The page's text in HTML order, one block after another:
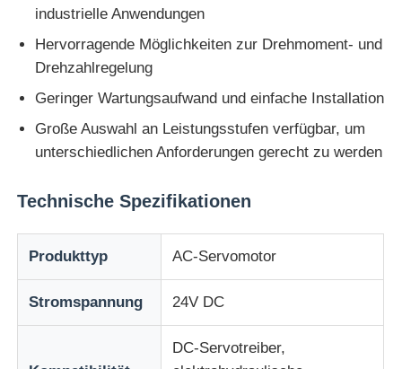
Startseite
Produkte
Über uns
Fabrik Tour
Qualitätskontrolle
Kontakt
Referenzen
industrielle Anwendungen
Hervorragende Möglichkeiten zur Drehmoment- und
Drehzahlregelung
Geringer Wartungsaufwand und einfache Installation
Große Auswahl an Leistungsstufen verfügbar, um
unterschiedlichen Anforderungen gerecht zu werden
Technische Spezifikationen
Produkttyp AC-Servomotor
Stromspannung 24V DC
DC-Servotreiber,